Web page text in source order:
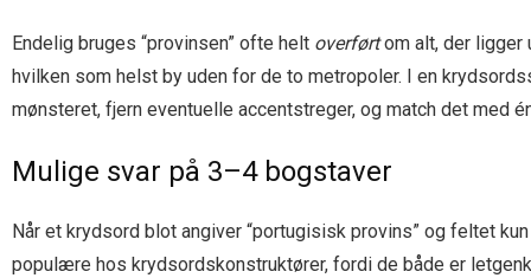
Endelig bruges “provinsen” ofte helt overførtom alt, der ligger
hvilken som helst by uden for de to metropoler. I en
mønsteret, fjern eventuelle accent­streger, og match det med
Mulige svar på 3–4 bogstaver
Når et krydsord blot angiver “portugisisk provins” og feltet
populære hos krydsordskonstruktører, fordi de både er